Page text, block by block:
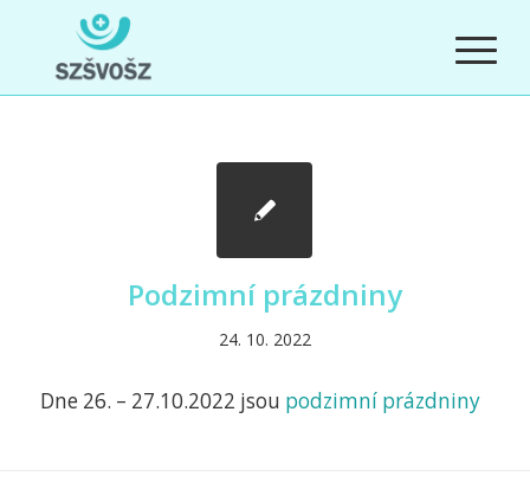
Podzimní prázdniny
24. 10. 2022
Dne 26. – 27.10.2022 jsou podzimní prázdniny